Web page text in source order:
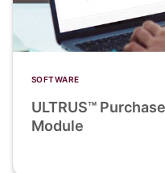
SOFTWARE
ULTRUS™
Module